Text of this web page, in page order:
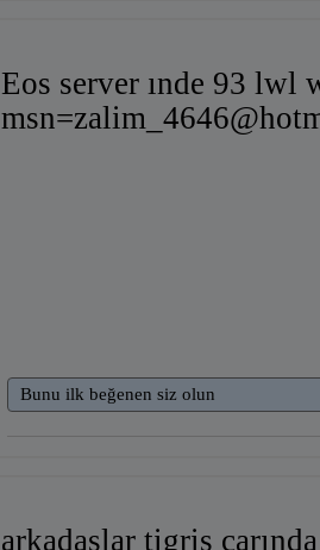
Eos server ınde 93
Bunu ilk beğenen siz olun
arkadaşlar tigris